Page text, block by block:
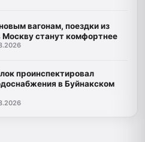
вагонам, поездки из
Москву станут комфортнее
проинспектировал
в Буйнакском